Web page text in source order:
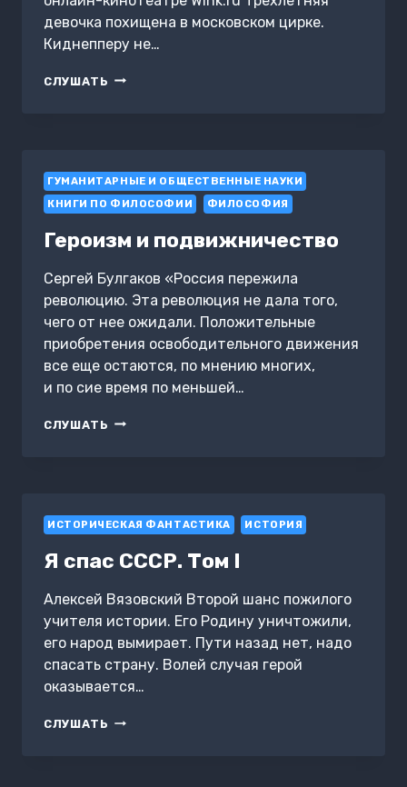
девочка похищена в московском цирке.
Киднепперу не…
СЛУШАТЬ ЕВА.
ГУМАНИТАРНЫЕ И ОБЩЕСТВЕННЫЕ НАУКИ
КНИГИ ПО ФИЛОСОФИИ
ФИЛОСОФИЯ
Героизм и подвижничество
Сергей Булгаков «Россия пережила
революцию. Эта революция не дала того,
чего от нее ожидали. Положительные
приобретения освободительного движения
все еще остаются, по мнению многих,
и по сие время по меньшей…
СЛУШАТЬ ГЕРОИЗМ
ИСТОРИЧЕСКАЯ ФАНТАСТИКА ИСТОРИЯ
Я спас СССР. Том I
Алексей Вязовский Второй шанс пожилого
учителя истории. Его Родину уничтожили,
его народ вымирает. Пути назад нет, надо
спасать страну. Волей случая герой
оказывается…
СЛУШАТЬ Я